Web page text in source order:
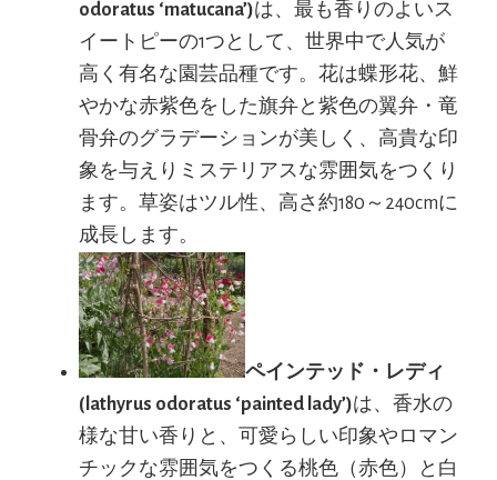
odoratus ‘matucana’)は、最も香りのよいス
イートピーの1つとして、世界中で人気が
高く有名な園芸品種です。花は蝶形花、鮮
やかな赤紫色をした旗弁と紫色の翼弁・竜
骨弁のグラデーションが美しく、高貴な印
象を与えりミステリアスな雰囲気をつくり
ます。草姿はツル性、高さ約180～240cmに
成長します。
ペインテッド・レディ
(lathyrus odoratus ‘painted lady’)は、香水の
様な甘い香りと、可愛らしい印象やロマン
チックな雰囲気をつくる桃色（赤色）と白